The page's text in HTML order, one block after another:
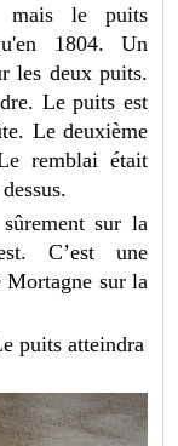
mais le puits
1804. Un
les deux puits.
Le puits est
Le deuxième
remblai était
sur la
C’est une
Mortagne sur la
puits atteindra